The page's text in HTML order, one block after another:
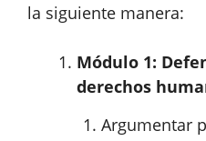
la siguiente manera:
Módulo 1:
derechos
Argumentar